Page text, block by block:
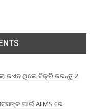
କଏନ ଥିଲେ ବିକ୍ରି କରନ୍ତୁ 2
ପାଇଁ AIIMS ରେ